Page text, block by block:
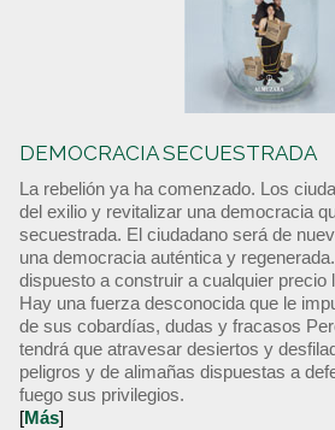
DEMOCRACIA SECUESTRADA
La rebelión ya ha comenzado. Los
del exilio y revitalizar una democracia
secuestrada. El ciudadano será de
una democracia auténtica y
dispuesto a construir a cualquier precio
Hay una fuerza desconocida que le
de sus cobardías, dudas y fracasos
tendrá que atravesar desiertos y
peligros y de alimañas dispuestas a
fuego sus privilegios.
[Más]